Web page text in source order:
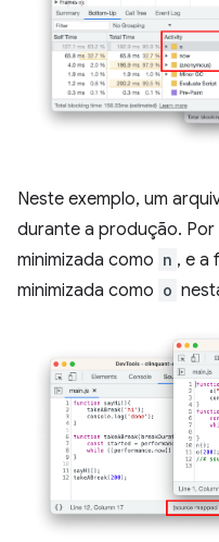
Neste exemplo, um
durante a produção. Por
minimizada como n , e a
minimizada como o